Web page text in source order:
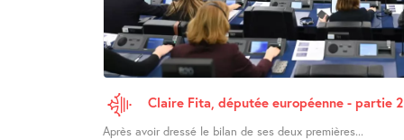
Claire Fita, députée européenne - partie 2
Après avoir dressé le bilan de ses deux premières...